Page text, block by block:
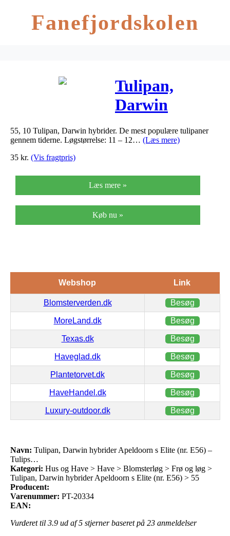
Fanefjordskolen
Tulipan,
Darwin
hybrider
Apeldoorn s
– Tulips…
55, 10 Tulipan, Darwin hybrider. De mest populære tulipaner
gennem tiderne. Løgstørrelse: 11 – 12… (Læs mere)
35 kr. (Vis fragtpris)
Læs mere »
Køb nu »
Webshop Link
Blomsterverden.dk Besøg
MoreLand.dk Besøg
Texas.dk Besøg
Haveglad.dk Besøg
Plantetorvet.dk Besøg
HaveHandel.dk Besøg
Luxury-outdoor.dk Besøg
Navn: Tulipan, Darwin hybrider Apeldoorn s Elite (nr. E56) –
Tulips…
Kategori: Hus og Have > Have > Blomsterløg > Frø og løg >
Tulipan, Darwin hybrider Apeldoorn s Elite (nr. E56) > 55
Producent:
Varenummer: PT-20334
EAN:
Vurderet til 3.9 ud af 5 stjerner baseret på 23 anmeldelser